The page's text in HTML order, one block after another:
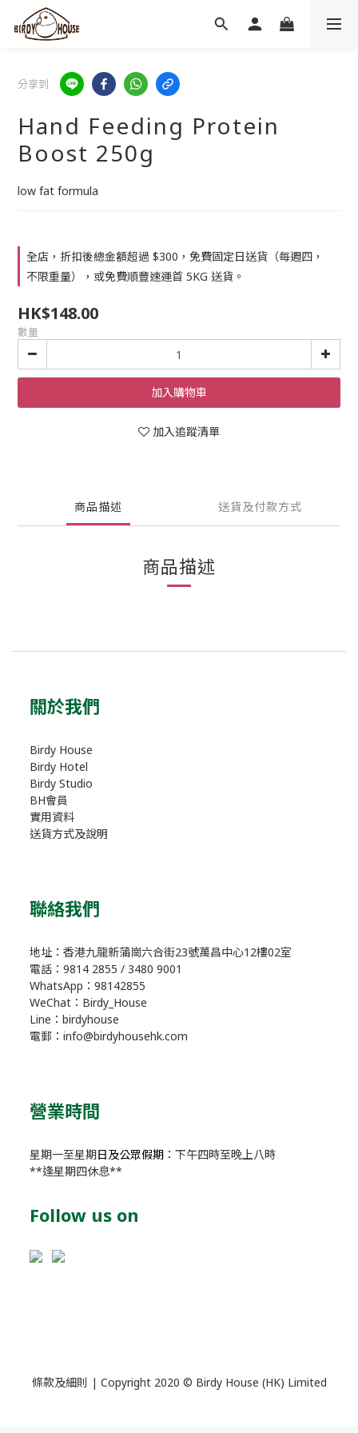
分享到
Hand Feeding Protein
Boost 250g
low fat formula
全店，折扣後總金額超過 $300，免費固定日送貨（每週四，
不限重量），或免費順豐速運首 5KG 送貨。
HK$148.00
數量
加入購物車
加入追蹤清單
商品描述 送貨及付款方式
商品描述
關於我們
Birdy House
Birdy Hotel
Birdy Studio
BH會員
實用資料
送貨方式及說明
聯絡我們
地址：香港九龍新蒲崗六合街23號萬昌中心12樓02室
電話：9814 2855 / 3480 9001
WhatsApp：98142855
WeChat：Birdy_House
Line：birdyhouse
電郵：info@birdyhousehk.com
營業時間
星期一至星期日及公眾假期 ：下午四時至晚上八時
**逢星期四休息**
Follow us on
條款及細則 | Copyright 2020 © Birdy House (HK) Limited